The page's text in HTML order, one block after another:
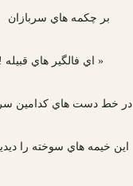
بر چكمه هاي سربازان
« اي فالگير هاي قبيله !
در خط دست هاي كدامين
اين خيمه هاي سوخته را